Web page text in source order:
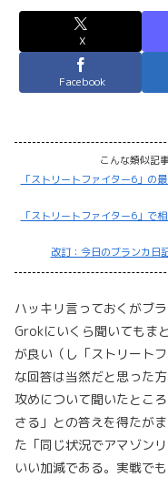
X
Facebook
こんな類似記
「ストリートファイター6」の
「ストリートファイター6」で
改訂：今日のブランカ日
ハッキリ言っておくがブ
Grokにいくら聞いてもま
が良い（し「ストリート
な回答は当然だと思った
攻めについて聞いたとこ
さる」との答えを得たが
た「同じ状況でアマゾン
いい加減である。実戦で